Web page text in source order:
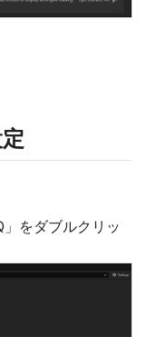
をダブルクリッ